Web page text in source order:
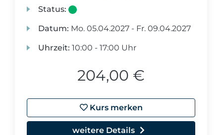
Status:
Datum: Mo. 05.04.2027 - Fr. 09.04.2027
Uhrzeit: 10:00 - 17:00 Uhr
204,00 €
Kurs merken
weitere Details